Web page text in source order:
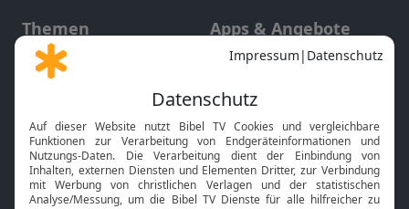
Themen
Gott und Bibel erklärt
Neuigkeiten
Apps & Angebote
Mobile App
Smart TV
HbbTV
Bibelthek Online-Bibel
Nächster Gottesdienst